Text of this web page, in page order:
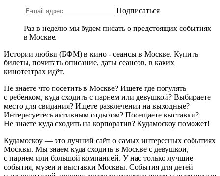
Подписаться
Раз в неделю мы будем писать о предстоящих событиях
в Москве.
Истории любви (БФМ) в кино - сеансы в Москве. Купить
билеты, почитать описание, даты сеансов, в каких
кинотеатрах идёт.
Не знаете что посетить в Москве? Ищете где погулять
с ребенком, куда сходить с парнем или девушкой? Выбираете
место для свидания? Ищете развлечения на выходные?
Интересуетесь активным отдыхом? Посещаете выставки?
Не знаете куда сходить на корпоратив? Кудамоскоу поможет!
Кудамоскоу — это лучший сайт о самых интересных событиях
Москвы. Мы знаем куда сходить в Москве с девушкой,
с парнем или большой компанией. У нас только лучшие
события, музеи и выставки Москвы. События для детей